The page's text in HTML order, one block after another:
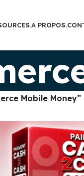
A PROPOS.
Mobile Money”